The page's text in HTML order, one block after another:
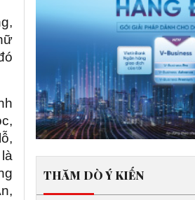
THĂM DÒ Ý KIẾN